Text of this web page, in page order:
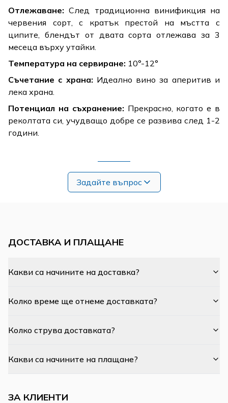
Отлежаване: След традиционна винификция на
червения сорт, с кратък престой на мъстта с
ципите, блендът от двата сорта отлежава за 3
месеца върху утайки.
Температура на сервиране: 10°-12°
Съчетание с храна: Идеално вино за аперитив и
лека храна.
Потенциал на съхранение: Прекрасно, когато е в
реколтата си, учудващо добре се развива след 1-2
години.
Задайте въпрос
ДОСТАВКА И ПЛАЩАНЕ
Какви са начините на доставка?
Колко време ще отнеме доставката?
Колко струва доставката?
Какви са начините на плащане?
ЗА КЛИЕНТИ